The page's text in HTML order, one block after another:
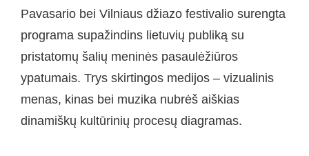
Pavasario bei Vilniaus džiazo festivalio surengta
programa supažindins lietuvių publiką su
pristatomų šalių meninės pasaulėžiūros
ypatumais. Trys skirtingos medijos – vizualinis
menas, kinas bei muzika nubrėš aiškias
dinamiškų kultūrinių procesų diagramas.